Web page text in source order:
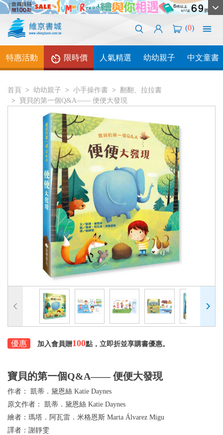
(0)
特惠活動 限時價 人氣精選 幼幼親子 中文童書
首頁 幼幼親子 小手操作書
翻翻、拉拉書
寶貝的第一個Q&A―― 便便大發現
優惠 加入會員贈100點，立即折並享購書優惠。
寶貝的第一個Q&A―― 便便大發現
作者： 凱蒂．黛恩絲 Katie Daynes
原文作者： 凱蒂．黛恩絲 Katie Daynes
繪者： 瑪塔．阿瓦雷．米格恩斯 Marta Álvarez Migu
譯者： 謝靜雯